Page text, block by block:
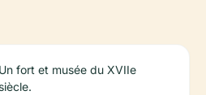
Un fort et musée du XVIIe
siècle.